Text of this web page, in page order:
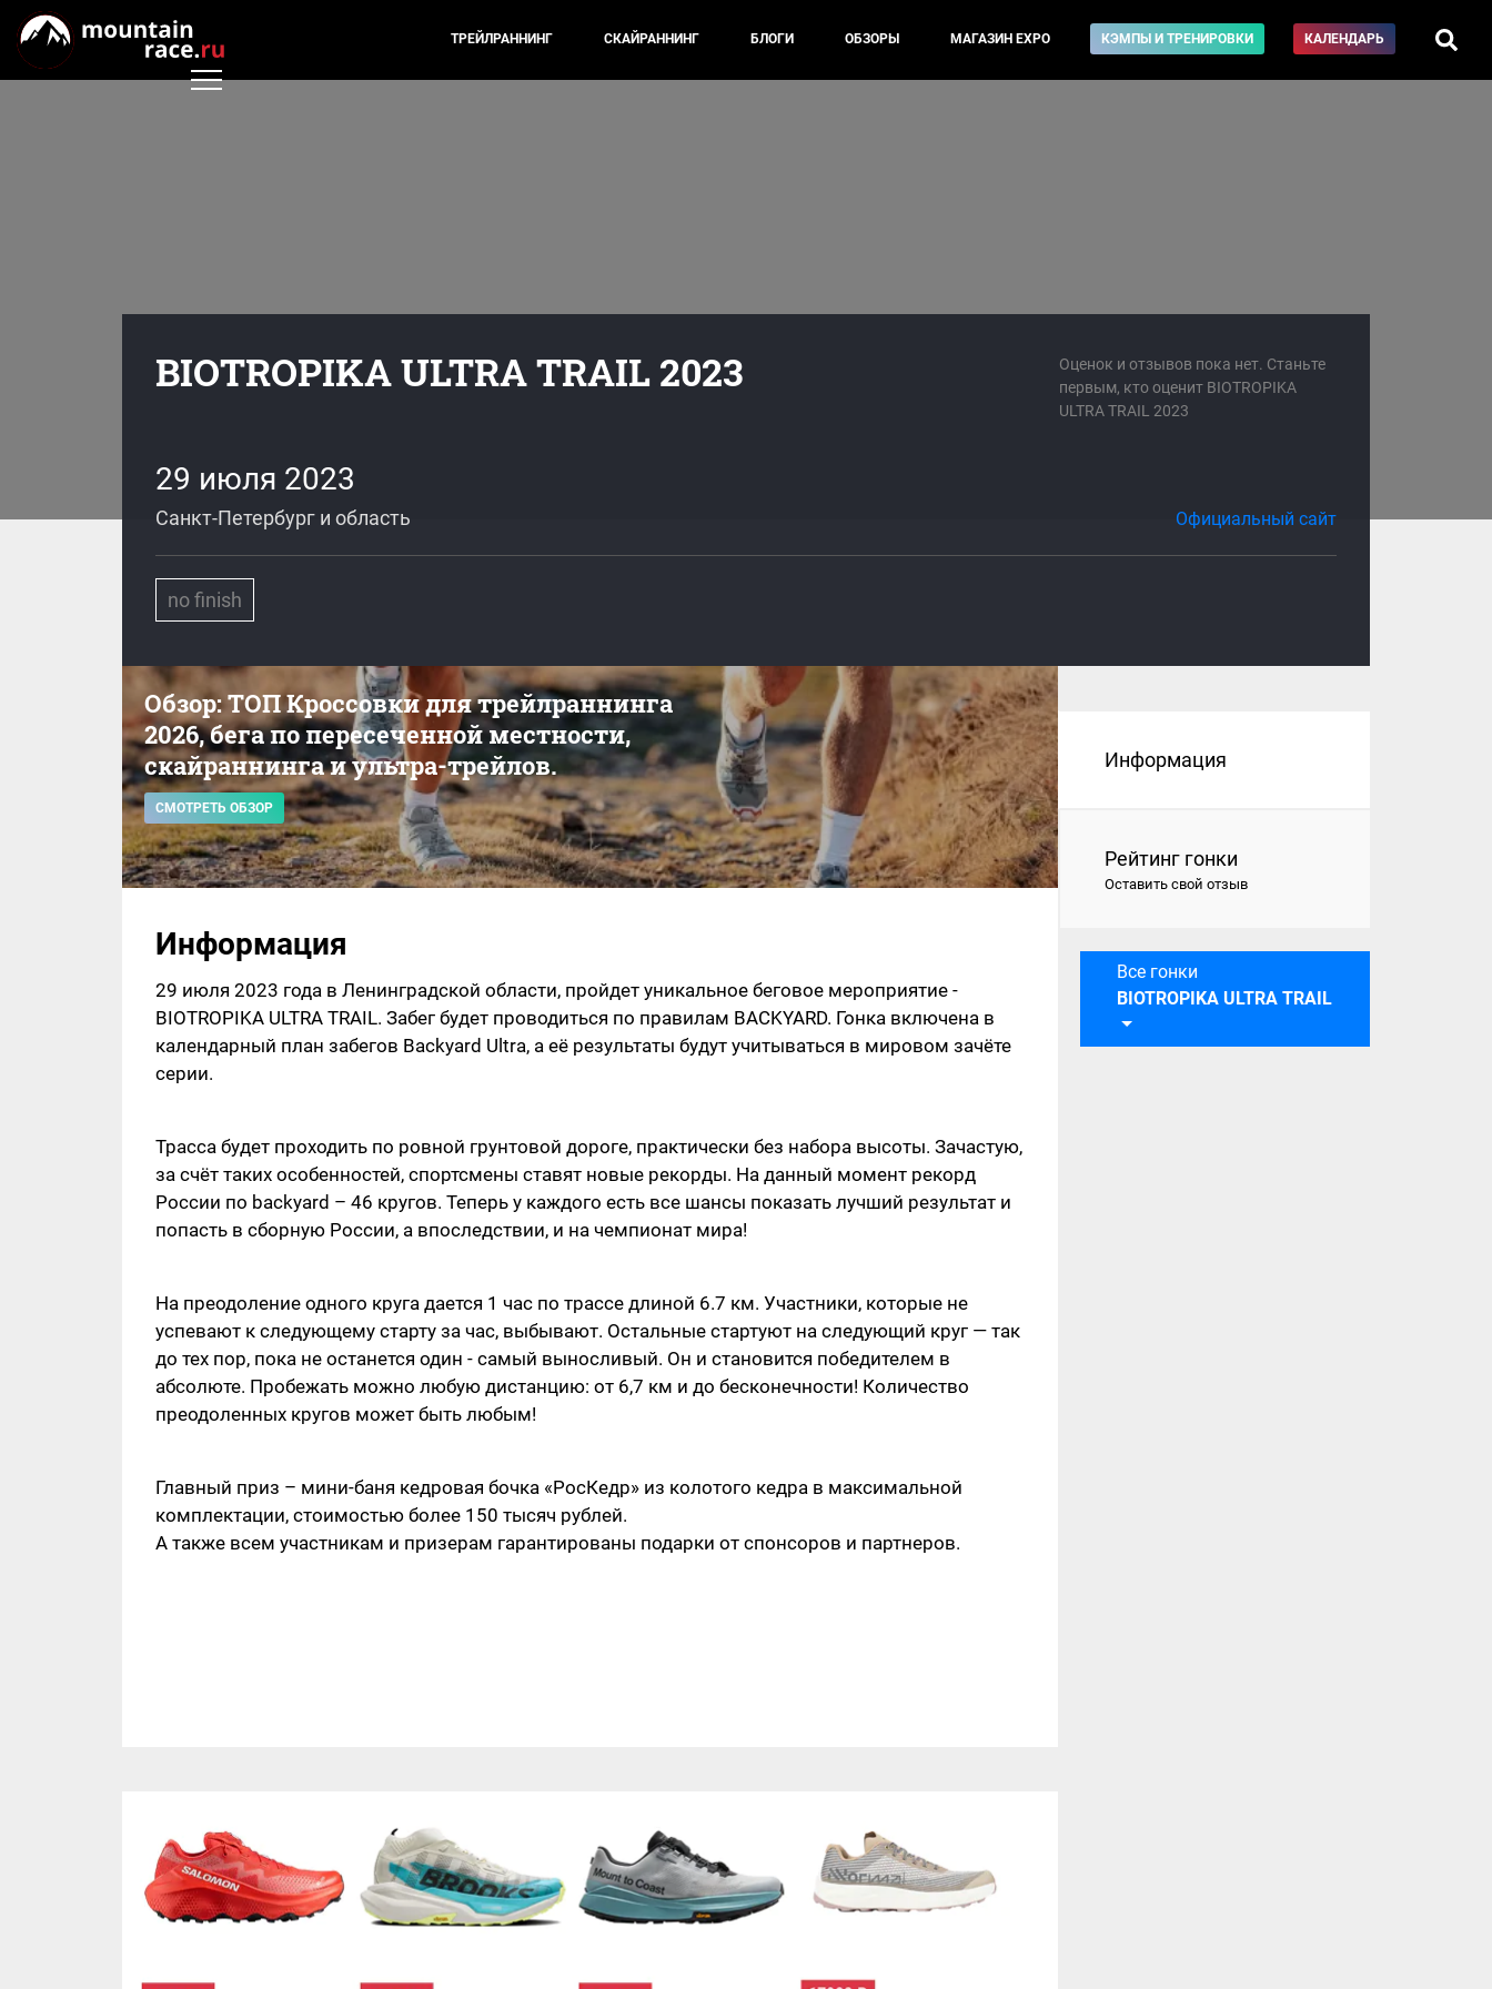
ТРЕЙЛРАННИНГ СКАЙРАННИНГ БЛОГИ ОБЗОРЫ МАГАЗИН EXPO КЭМПЫ И ТРЕНИРОВКИ КАЛЕНДАРЬ
BIOTROPIKA ULTRA TRAIL 2023
Оценок и отзывов пока нет. Станьте
первым, кто оценит BIOTROPIKA
ULTRA TRAIL 2023
29 июля 2023
Санкт-Петербург и область Официальный сайт
no finish
Обзор: ТОП Кроссовки для трейлраннинга
2026, бега по пересеченной местности,
скайраннинга и ультра-трейлов.
СМОТРЕТЬ ОБЗОР
Информация
29 июля 2023 года в Ленинградской области, пройдет уникальное беговое мероприятие -
BIOTROPIKA ULTRA TRAIL. Забег будет проводиться по правилам BACKYARD. Гонка включена в
календарный план забегов Backyard Ultrа, а её результаты будут учитываться в мировом зачёте
серии.
Трасса будет проходить по ровной грунтовой дороге, практически без набора высоты. Зачастую,
за счёт таких особенностей, спортсмены ставят новые рекорды. На данный момент рекорд
России по backyard – 46 кругов. Теперь у каждого есть все шансы показать лучший результат и
попасть в сборную России, а впоследствии, и на чемпионат мира!
На преодоление одного круга дается 1 час по трассе длиной 6.7 км. Участники, которые не
успевают к следующему старту за час, выбывают. Остальные стартуют на следующий круг — так
до тех пор, пока не останется один - самый выносливый. Он и становится победителем в
абсолюте. Пробежать можно любую дистанцию: от 6,7 км и до бесконечности! Количество
преодоленных кругов может быть любым!
Главный приз – мини-баня кедровая бочка «РосКедр» из колотого кедра в максимальной
комплектации, стоимостью более 150 тысяч рублей.
А также всем участникам и призерам гарантированы подарки от спонсоров и партнеров.
Информация
Рейтинг гонки
Оставить свой отзыв
Все гонки
BIOTROPIKA ULTRA TRAIL